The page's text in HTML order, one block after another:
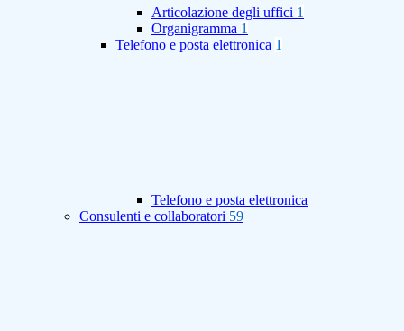
Articolazione degli uffici 1
Organigramma 1
Telefono e posta elettronica 1
Telefono e posta elettronica
Consulenti e collaboratori 59